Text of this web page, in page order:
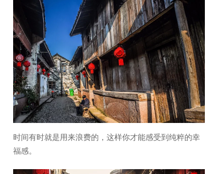
时间有时就是用来浪费的，这样你才能感受到纯粹的幸
福感。